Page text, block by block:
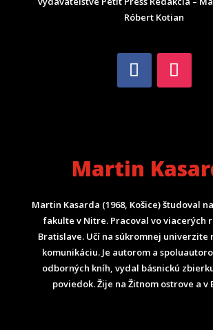
Róbert Kotian
Martin
Martin Kasarda (1968, Košice) študoval
fakulte v Nitre. Pracoval vo viacerých
Bratislave. Učí na súkromnej univerzite
komunikáciu. Je autorom a
odborných kníh, vydal básnickú
poviedok. Žije na Žitnom ostrove a v